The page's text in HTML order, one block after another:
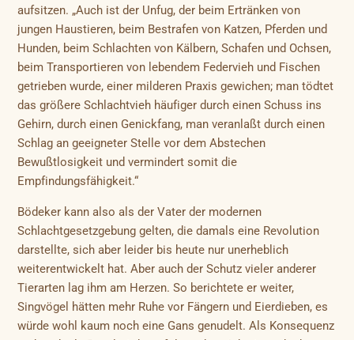
aufsitzen. „Auch ist der Unfug, der beim Ertränken von
jungen Haustieren, beim Bestrafen von Katzen, Pferden und
Hunden, beim Schlachten von Kälbern, Schafen und Ochsen,
beim Transportieren von lebendem Federvieh und Fischen
getrieben wurde, einer milderen Praxis gewichen; man tödtet
das größere Schlachtvieh häufiger durch einen Schuss ins
Gehirn, durch einen Genickfang, man veranlaßt durch einen
Schlag an geeigneter Stelle vor dem Abstechen
Bewußtlosigkeit und vermindert somit die
Empfindungsfähigkeit.“
Bödeker kann also als der Vater der modernen
Schlachtgesetzgebung gelten, die damals eine Revolution
darstellte, sich aber leider bis heute nur unerheblich
weiterentwickelt hat. Aber auch der Schutz vieler anderer
Tierarten lag ihm am Herzen. So berichtete er weiter,
Singvögel hätten mehr Ruhe vor Fängern und Eierdieben, es
würde wohl kaum noch eine Gans genudelt. Als Konsequenz